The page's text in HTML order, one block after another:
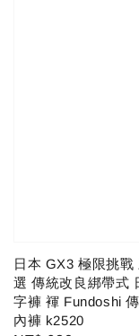
日本 GX3 極限挑戰
選 傳統改良綁帶式
字褲 褌 Fundoshi
內褲 k2520